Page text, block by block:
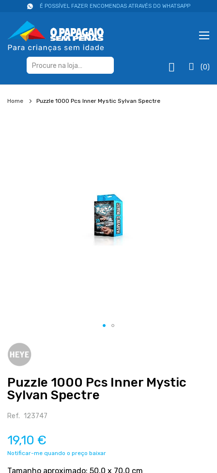
É POSSÍVEL FAZER ENCOMENDAS ATRAVÉS DO WHATSAPP
(0)
Home Puzzle 1000 Pcs Inner Mystic Sylvan Spectre
Puzzle 1000 Pcs Inner Mystic
Sylvan Spectre
Ref. 123747
19,10 €
Notificar-me quando o preço baixar
Tamanho aproximado: 50,0 x 70,0 cm
para
o
da
galeria
de
imagens